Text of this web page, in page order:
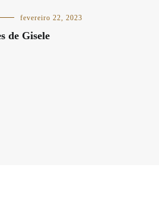
fevereiro 22, 2023
de Gisele